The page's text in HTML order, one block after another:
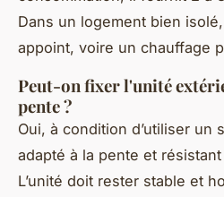
Dans un logement bien
appoint, voire un chauffage
Peut-on fixer l'unité
pente ?
Oui, à condition d’utiliser un
adapté à la pente et
L’unité doit rester stable et